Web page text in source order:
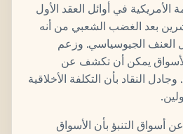
الأمريكية في أوائل العقد الأول
بعد الغضب الشعبي من أنه
العنف الجيوسياسي. وزعم
يمكن أن تكشف عن
النقاد بأن التكلفة الأخلاقية
أسواق التنبؤ بأن الأسواق